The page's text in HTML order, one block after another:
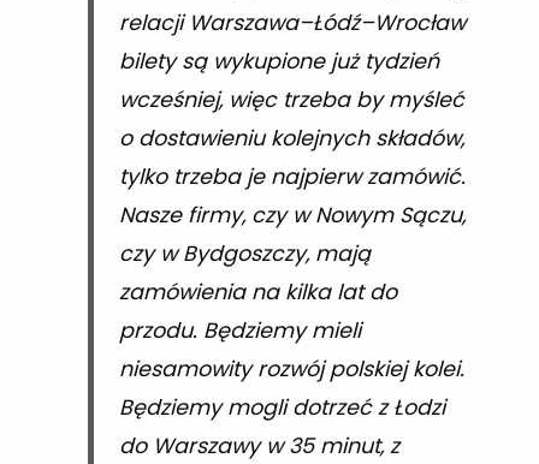
relacji Warszawa–Łódź–Wrocław
bilety są wykupione już tydzień
wcześniej, więc trzeba by myśleć
o dostawieniu kolejnych składów,
tylko trzeba je najpierw zamówić.
Nasze firmy, czy w Nowym Sączu,
czy w Bydgoszczy, mają
zamówienia na kilka lat do
przodu. Będziemy mieli
niesamowity rozwój polskiej kolei.
Będziemy mogli dotrzeć z Łodzi
do Warszawy w 35 minut, z